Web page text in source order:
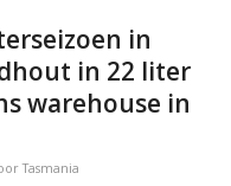
in
in 22 liter
warehouse in
Tasmania